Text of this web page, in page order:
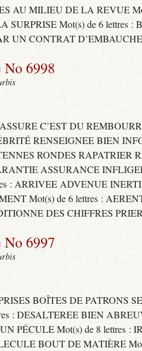
AU MILIEU DE LA REVUE
SURPRISE Mot(s) de 6 lettres :
UN CONTRAT
6998
C’EST DU
RENSEIGNEE BIEN
RONDES RAPATRIER
ASSURANCE
: ARRIVEE ADVENUE
Mot(s) de 6 lettres :
DES CHIFFRES
6997
BOÎTES DE PATRONS
: DESALTEREE BIEN
PÉCULE Mot(s) de 8 lettres :
BOUT DE MATIÈRE